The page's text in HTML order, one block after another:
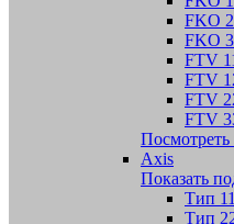
FKO
FKO
FTV
FTV
FTV
FTV
Посмотреть
Axis
Показать
Тип
Тип